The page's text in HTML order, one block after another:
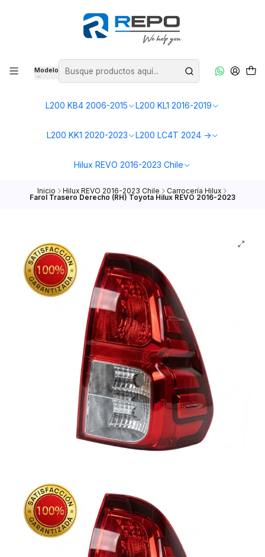
Modelo
L200 KB4 2006-2015 L200 KL1 2016-2019
L200 KK1 2020-2023 L200 LC4T 2024 ->
Hilux REVO 2016-2023 Chile
Inicio Hilux REVO 2016-2023 Chile Carrocería Hilux
Farol Trasero Derecho (RH) Toyota Hilux REVO 2016-2023